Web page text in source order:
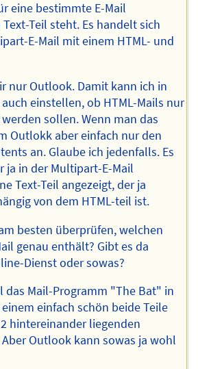
eine bestimmte E-Mail
Teil steht. Es handelt sich
E-Mail mit einem HTML- und
nur Outlook. Damit kann ich in
einstellen, ob HTML-Mails nur
sollen. Wenn man das
Outlokk aber einfach nur den
an. Glaube ich jedenfalls. Es
ja in der Multipart-E-Mail
Text-Teil angezeigt, der ja
von dem HTML-teil ist.
besten überprüfen, welchen
genau enthält? Gibt es da
Dienst oder sowas?
das Mail-Programm "The Bat" in
einfach schön beide Teile
hintereinander liegenden
Outlook kann sowas ja wohl